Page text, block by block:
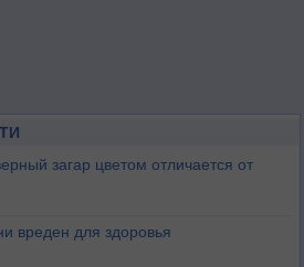
загар цветом отличается от
вреден для здоровья